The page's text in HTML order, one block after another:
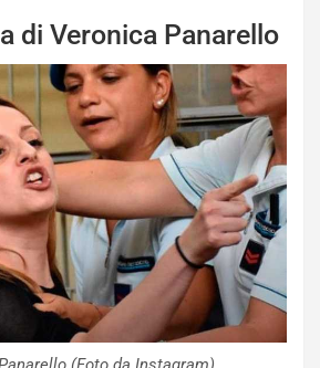
di Veronica Panarello